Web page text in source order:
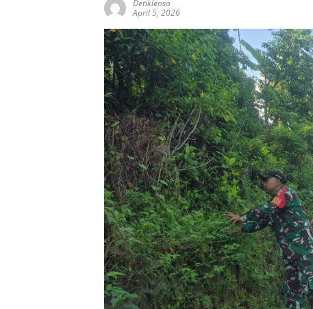
Detiklensa
April 5, 2026